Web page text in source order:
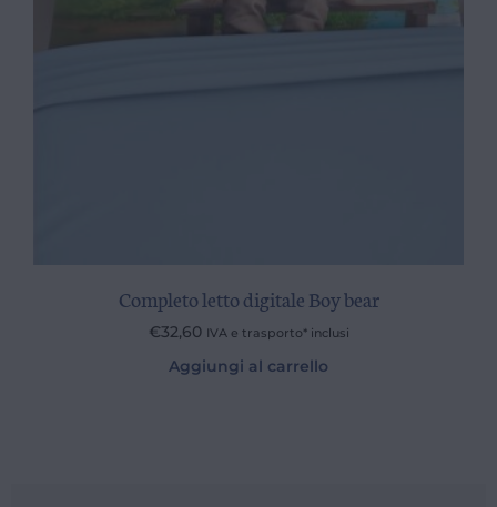
Completo letto digitale Boy bear
€32,60 IVA e trasporto* inclusi
Aggiungi al carrello